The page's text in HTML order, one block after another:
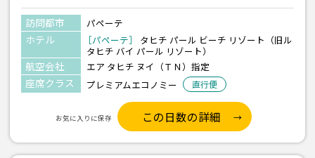
訪問都市 パペーテ
ホテル ［パペーテ］
タヒチ パール ビーチ リゾート（旧ル
タヒチ バイ パール リゾート）
航空会社 エア タヒチ ヌイ（ＴＮ）指定
座席クラス プレミアムエコノミー 直行便
お気に入りに保存 この日数の詳細